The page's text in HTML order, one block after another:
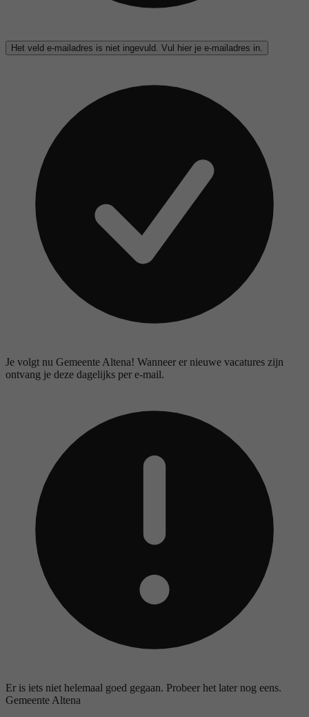
Het veld e-mailadres is niet ingevuld. Vul hier je e-mailadres in.
Je volgt nu Gemeente Altena! Wanneer er nieuwe vacatures zijn
ontvang je deze dagelijks per e-mail.
Er is iets niet helemaal goed gegaan. Probeer het later nog eens.
Gemeente Altena